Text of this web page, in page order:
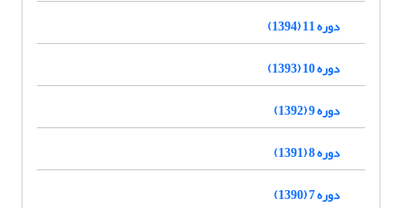
دوره 11 (1394)
دوره 10 (1393)
دوره 9 (1392)
دوره 8 (1391)
دوره 7 (1390)